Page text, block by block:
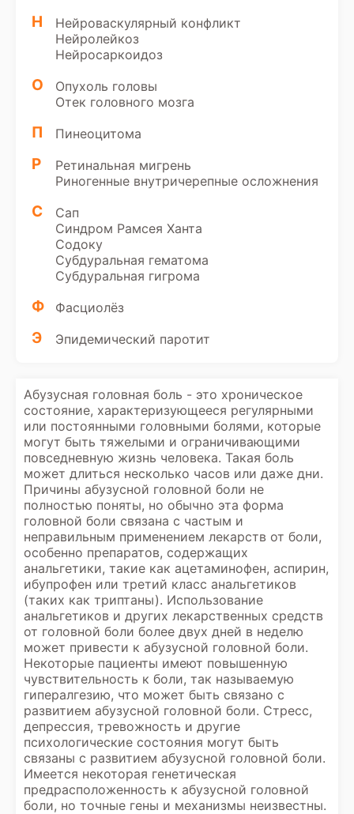
Н
Нейроваскулярный конфликт
Нейролейкоз
Нейросаркоидоз
О
Опухоль головы
Отек головного мозга
П Пинеоцитома
Р
Ретинальная мигрень
Риногенные внутричерепные осложнения
С
Сап
Синдром Рамсея Ханта
Содоку
Субдуральная гематома
Субдуральная гигрома
Ф Фасциолёз
Э Эпидемический паротит
Абузусная головная боль - это хроническое
состояние, характеризующееся регулярными
или постоянными головными болями, которые
могут быть тяжелыми и ограничивающими
повседневную жизнь человека. Такая боль
может длиться несколько часов или даже дни.
Причины абузусной головной боли не
полностью поняты, но обычно эта форма
головной боли связана с частым и
неправильным применением лекарств от боли,
особенно препаратов, содержащих
анальгетики, такие как ацетаминофен, аспирин,
ибупрофен или третий класс анальгетиков
(таких как триптаны). Использование
анальгетиков и других лекарственных средств
от головной боли более двух дней в неделю
может привести к абузусной головной боли.
Некоторые пациенты имеют повышенную
чувствительность к боли, так называемую
гипералгезию, что может быть связано с
развитием абузусной головной боли. Стресс,
депрессия, тревожность и другие
психологические состояния могут быть
связаны с развитием абузусной головной боли.
Имеется некоторая генетическая
предрасположенность к абузусной головной
боли, но точные гены и механизмы неизвестны.